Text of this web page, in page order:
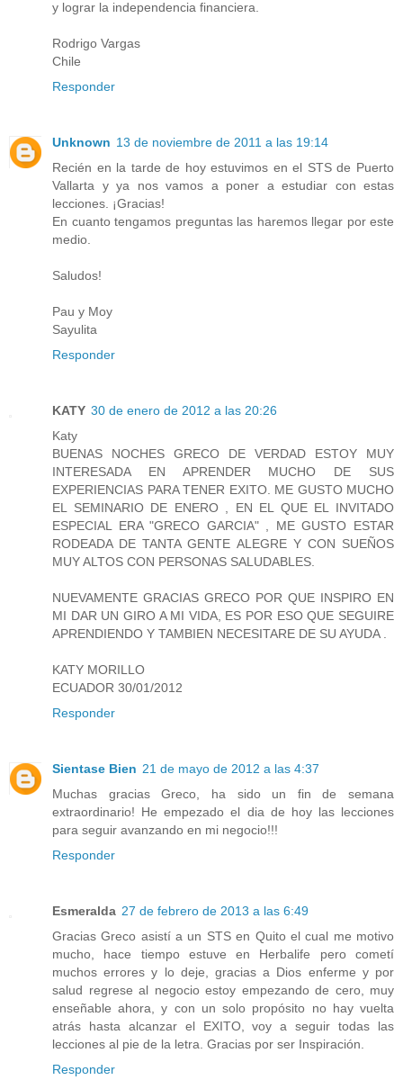
y lograr la independencia financiera.
Rodrigo Vargas
Chile
Responder
Unknown 13 de noviembre de 2011 a las 19:14
Recién en la tarde de hoy estuvimos en el STS de Puerto
Vallarta y ya nos vamos a poner a estudiar con estas
lecciones. ¡Gracias!
En cuanto tengamos preguntas las haremos llegar por este
medio.
Saludos!
Pau y Moy
Sayulita
Responder
KATY 30 de enero de 2012 a las 20:26
Katy
BUENAS NOCHES GRECO DE VERDAD ESTOY MUY
INTERESADA EN APRENDER MUCHO DE SUS
EXPERIENCIAS PARA TENER EXITO. ME GUSTO MUCHO
EL SEMINARIO DE ENERO , EN EL QUE EL INVITADO
ESPECIAL ERA "GRECO GARCIA" , ME GUSTO ESTAR
RODEADA DE TANTA GENTE ALEGRE Y CON SUEÑOS
MUY ALTOS CON PERSONAS SALUDABLES.
NUEVAMENTE GRACIAS GRECO POR QUE INSPIRO EN
MI DAR UN GIRO A MI VIDA, ES POR ESO QUE SEGUIRE
APRENDIENDO Y TAMBIEN NECESITARE DE SU AYUDA .
KATY MORILLO
ECUADOR 30/01/2012
Responder
Sientase Bien 21 de mayo de 2012 a las 4:37
Muchas gracias Greco, ha sido un fin de semana
extraordinario! He empezado el dia de hoy las lecciones
para seguir avanzando en mi negocio!!!
Responder
Esmeralda 27 de febrero de 2013 a las 6:49
Gracias Greco asistí a un STS en Quito el cual me motivo
mucho, hace tiempo estuve en Herbalife pero cometí
muchos errores y lo deje, gracias a Dios enferme y por
salud regrese al negocio estoy empezando de cero, muy
enseñable ahora, y con un solo propósito no hay vuelta
atrás hasta alcanzar el EXITO, voy a seguir todas las
lecciones al pie de la letra. Gracias por ser Inspiración.
Responder